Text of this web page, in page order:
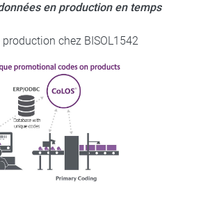
en production en temps
chez BISOL1542